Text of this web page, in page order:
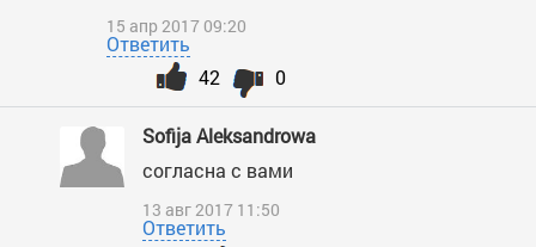
15 апр 2017 09:20
Ответить
0
42
Sofija Aleksandrowa
согласна с вами
13 авг 2017 11:50
Ответить